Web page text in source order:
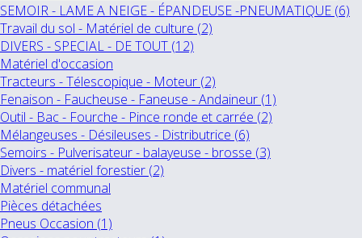
SEMOIR - LAME A NEIGE - ÉPANDEUSE -PNEUMATIQUE (6)
Travail du sol - Matériel de culture (2)
DIVERS - SPECIAL - DE TOUT (12)
Matériel d'occasion
Tracteurs - Télescopique - Moteur (2)
Fenaison - Faucheuse - Faneuse - Andaineur (1)
Outil - Bac - Fourche - Pince ronde et carrée (2)
Mélangeuses - Désileuses - Distributrice (6)
Semoirs - Pulverisateur - balayeuse - brosse (3)
Divers - matériel forestier (2)
Matériel communal
Pièces détachées
Pneus Occasion (1)